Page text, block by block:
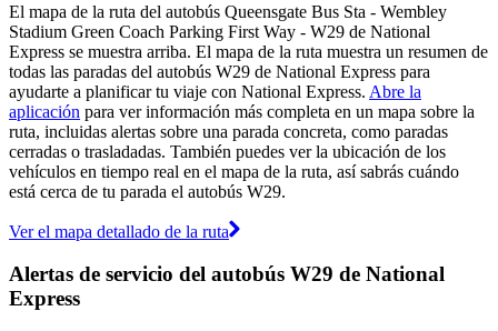
El mapa de la ruta del autobús Queensgate Bus Sta - Wembley
Stadium Green Coach Parking First Way - W29 de National
Express se muestra arriba. El mapa de la ruta muestra un resumen de
todas las paradas del autobús W29 de National Express para
ayudarte a planificar tu viaje con National Express. Abre la
aplicación para ver información más completa en un mapa sobre la
ruta, incluidas alertas sobre una parada concreta, como paradas
cerradas o trasladadas. También puedes ver la ubicación de los
vehículos en tiempo real en el mapa de la ruta, así sabrás cuándo
está cerca de tu parada el autobús W29.
Ver el mapa detallado de la ruta
Alertas de servicio del autobús W29 de National
Express